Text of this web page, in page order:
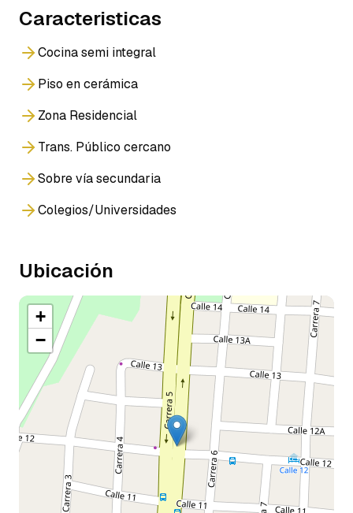
Caracteristicas
Cocina semi integral
Piso en cerámica
Zona Residencial
Trans. Público cercano
Sobre vía secundaria
Colegios/Universidades
Ubicación
+
−